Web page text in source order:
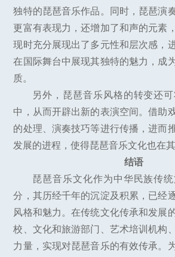
独特的琵琶音乐作品。同时，琵琶演
更富有表现力，还增加了和声的元素
现时充分展现出了多元性和层次感，
在国际舞台中展现其独特的魅力，成
质。
另外，琵琶音乐风格的转变还
中，从而开辟出新的表演空间。借助
的处理、演奏技巧等进行传播，进而
发展的进程，使得琵琶音乐文化也在
结语
琵琶音乐文化作为中华民族传
分，其历经千年的沉淀及积累，已经
风格和魅力。在传统文化传承和发展
校、文化和旅游部门、艺术培训机构
力量，实现对琵琶音乐的有效传承。